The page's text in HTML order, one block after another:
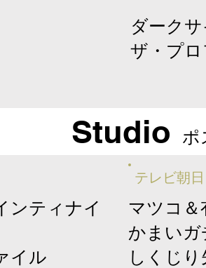
ダーク
ザ・プ
Studio ポ
ンティナイ
イル
​テレビ朝日
マツコ
かまいガ
しくじり